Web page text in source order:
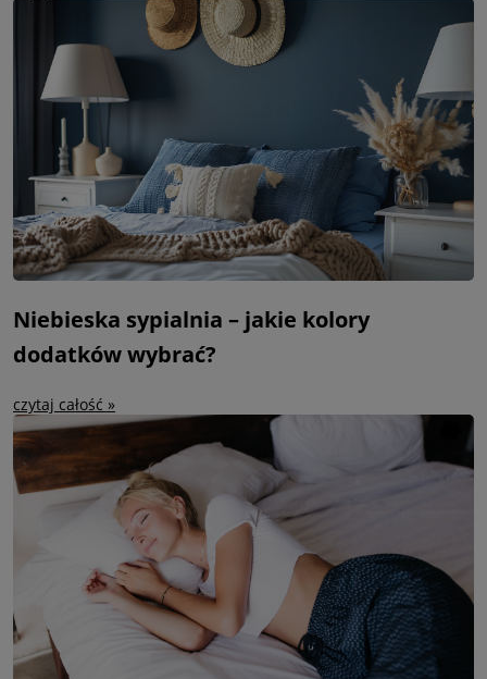
Niebieska sypialnia – jakie kolory
dodatków wybrać?
czytaj całość »